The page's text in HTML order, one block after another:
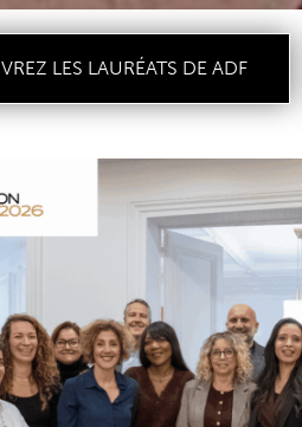
LES LAURÉATS DE ADF